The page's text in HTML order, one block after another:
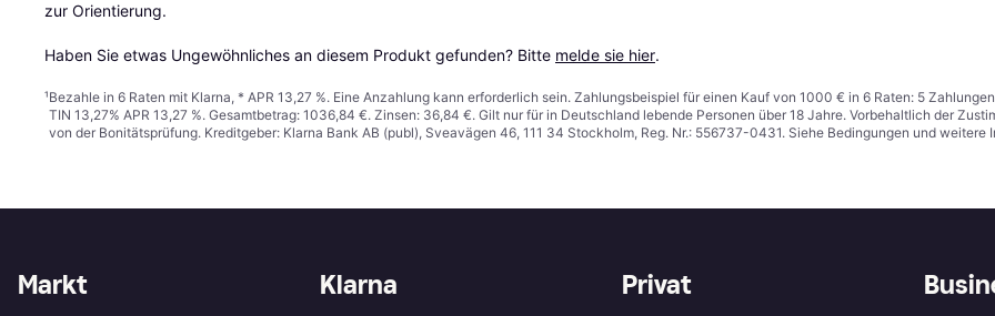
zur Orientierung.
Haben Sie etwas Ungewöhnliches an diesem Produkt gefunden? Bitte melde sie hier.
¹Bezahle in 6 Raten mit Klarna, * APR 13,27 %. Eine Anzahlung kann erforderlich sein. Zahlungsbeispiel für einen Kauf von 1000 € in 6 Raten: 5
TIN 13,27% APR 13,27 %. Gesamtbetrag: 1036,84 €. Zinsen: 36,84 €. Gilt nur für in Deutschland lebende Personen über 18 Jahre. Vorbehaltlich der
von der Bonitätsprüfung. Kreditgeber: Klarna Bank AB (publ), Sveavägen 46, 111 34 Stockholm, Reg. Nr.: 556737-0431. Siehe Bedingungen und weitere
Klarna Privat
Markt